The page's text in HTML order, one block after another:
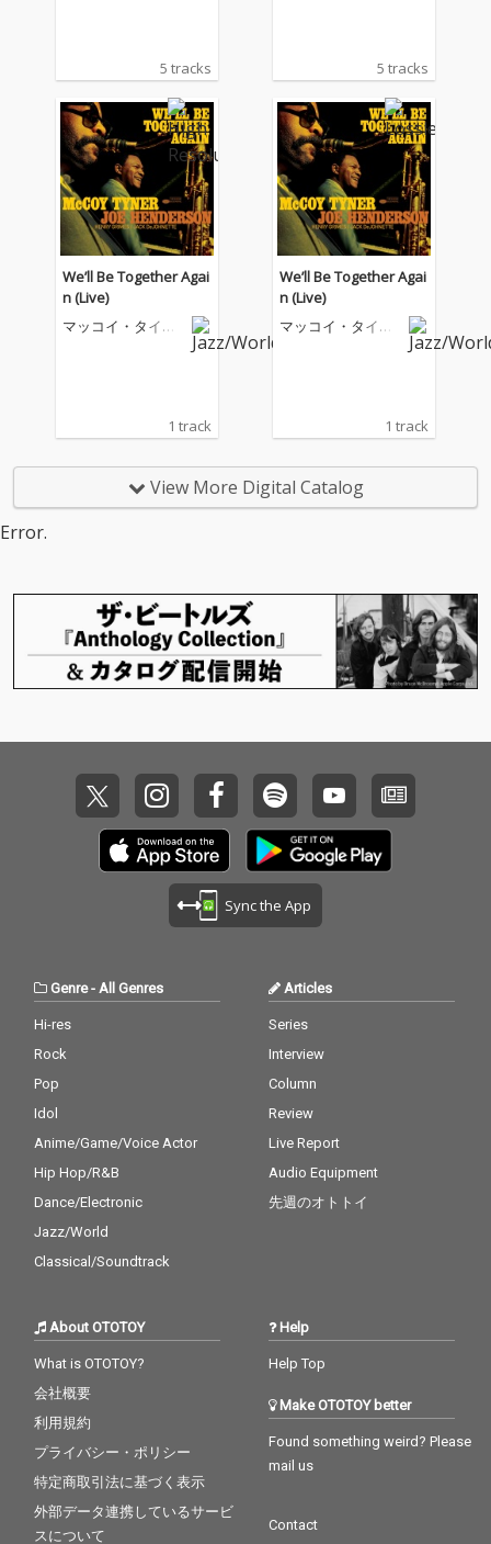
5 tracks 5 tracks
We’ll Be Together Agai
n (Live)
マッコイ・タイナ
1 track
We’ll Be Together Agai
n (Live)
マッコイ・タイナ
1 track
View More Digital Catalog
Error.
Sync the App
Genre- All Genres
Hi-res
Rock
Pop
Idol
Anime/Game/Voice Actor
Hip Hop/R&B
Dance/Electronic
Jazz/World
Classical/Soundtrack
Articles
Series
Interview
Column
Review
Live Report
Audio Equipment
先週のオトトイ
About OTOTOY
What is OTOTOY?
会社概要
利用規約
プライバシー・ポリシー
特定商取引法に基づく表示
外部データ連携しているサービ
スについて
Help
Help Top
Make OTOTOY better
Found something weird? Please
mail us
Contact